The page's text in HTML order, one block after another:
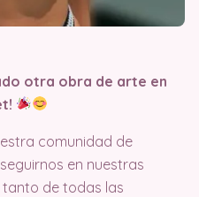
otra obra de arte en
comunidad de
en nuestras
de todas las